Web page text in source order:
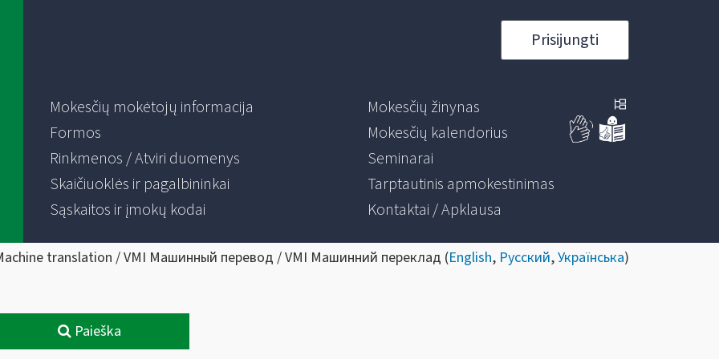
Prisijungti
Mokesčių mokėtojų informacija
Formos
Rinkmenos / Atviri duomenys
Skaičiuoklės ir pagalbininkai
Sąskaitos ir įmokų kodai
Mokesčių žinynas
Mokesčių kalendorius
Seminarai
Tarptautinis apmokestinimas
Kontaktai / Apklausa
translation / VMI Машинный перевод / VMI Машинний переклад (English, Русский,Українська)
Paieška